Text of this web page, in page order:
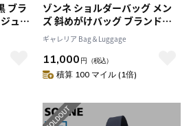
ブラ
ュア
ュ
営
PC
パ
ゾンネ ショルダーバッグ メン
ズ 斜めがけバッグ ブランド
SONNE 小さめ ミニ 軽量 縦型
大人 かっこいい カジュアル シ
ンプル ブラック ミニショルダ
ー サブバッグ 斜めがけ 撥水
ギャレリア Bag＆Luggage
11,000 円 （税込）
積算 100 マイル (1倍)